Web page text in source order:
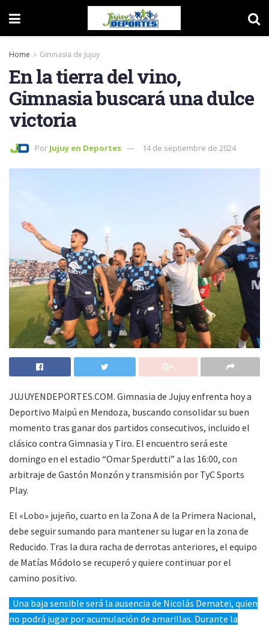
Home Gimnasia de Jujuy
En la tierra del vino,
Gimnasia buscará una dulce
victoria
Por Jujuy en Deportes 14 de septiembre de 2024
JUJUYENDEPORTES.COM. Gimnasia de Jujuy enfrenta hoy a
Deportivo Maipú en Mendoza, buscando consolidar su buen
momento tras ganar dos partidos consecutivos, incluido el
clásico contra Gimnasia y Tiro. El encuentro será este
domingo en el estadio “Omar Sperdutti” a las 16:00, con
arbitraje de Gastón Monzón y transmisión por TyC Sports
Play.
El «Lobo» jujeño, cuarto en la Zona A de la Primera Nacional,
debe seguir sumando para mantener su lugar en la zona de
Reducido. Tras la dura racha de derrotas anteriores, el equipo
de Matías Módolo se recuperó y quiere continuar por el
camino positivo.
Una baja sensible será la ausencia de Nicolás Dematei, quien
no podrá jugar por acumulación de amarillas. Durante la